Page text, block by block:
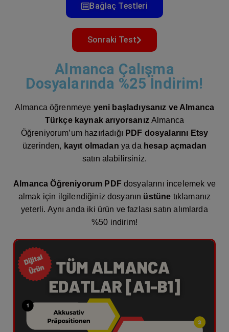
Bağlaç Testleri
Sonraki Test
Almanca Çalışma
Dosyalarında %25 İndirim!
Almanca öğrenmeye yeni başladıysanız ve Almanca
Türkçe kaynak arıyorsanızAlmanca
Öğreniyorum’um hazırladığı PDF dosyalarını Etsy
üzerinden, kayıt olmadan ya da hesap açmadan
satın alabilirsiniz.
Almanca Öğreniyorum PDF dosyalarını incelemek ve
almak için ilgilendiğiniz dosyanın üstüne tıklamanız
yeterli. Aynı anda iki ürün ve fazlası satın alımlarda
%50 indirim!